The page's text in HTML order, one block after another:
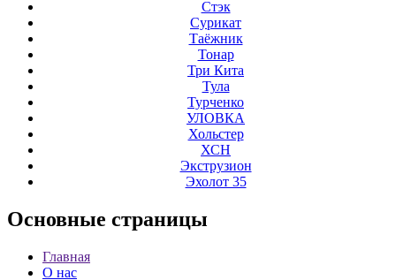
Стэк
Сурикат
Таёжник
Тонар
Три Кита
Тула
Турченко
УЛОВКА
Хольстер
ХСН
Экструзион
Эхолот 35
Основные страницы
Главная
О нас